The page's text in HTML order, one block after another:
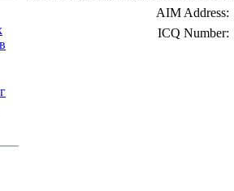
AIM Address:
ICQ Number: